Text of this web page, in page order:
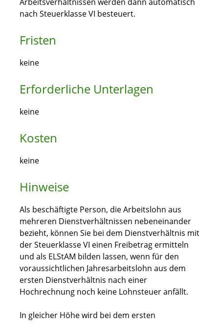
nach Steuerklasse VI besteuert.
Fristen
keine
Erforderliche Unterlagen
keine
Kosten
keine
Hinweise
Als beschäftigte Person, die Arbeitslohn aus
mehreren Dienstverhältnissen nebeneinander
bezieht, können Sie bei dem Dienstverhältnis mit
der Steuerklasse VI einen Freibetrag ermitteln
und als ELStAM bilden lassen, wenn für den
voraussichtlichen Jahresarbeitslohn aus dem
ersten Dienstverhältnis nach einer
Hochrechnung noch keine Lohnsteuer anfällt.
In gleicher Höhe wird bei dem ersten